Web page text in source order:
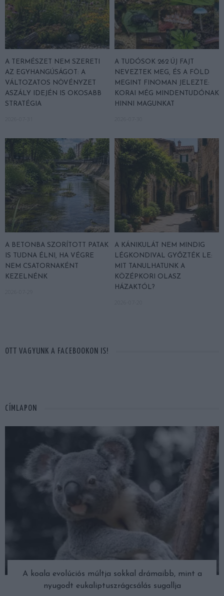
A TERMÉSZET NEM SZERETI
AZ EGYHANGÚSÁGOT: A
VÁLTOZATOS NÖVÉNYZET
ASZÁLY IDEJÉN IS OKOSABB
STRATÉGIA
A TUDÓSOK 262 ÚJ FAJT
NEVEZTEK MEG, ÉS A FÖLD
MEGINT FINOMAN JELEZTE:
KORAI MÉG MINDENTUDÓNAK
HINNI MAGUNKAT
A BETONBA SZORÍTOTT PATAK
IS TUDNA ÉLNI, HA VÉGRE
NEM CSATORNAKÉNT
KEZELNÉNK
A KÁNIKULÁT NEM MINDIG
LÉGKONDIVAL GYŐZTÉK LE:
MIT TANULHATUNK A
KÖZÉPKORI OLASZ
HÁZAKTÓL?
OTT VAGYUNK A FACEBOOKON IS!
CÍMLAPON
A koala evolúciós múltja sokkal drámaibb, mint a
nyugodt eukaliptuszrágcsálás sugallja